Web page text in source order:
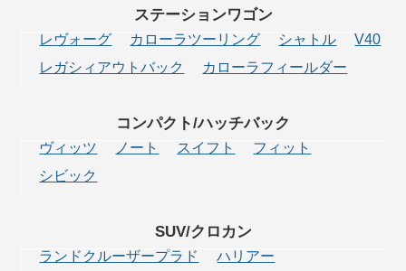
ステーションワゴン
レヴォーグ カローラツーリング シャトル
V40
レガシィアウトバック
カローラフィールダー
コンパクト/ハッチバック
ヴィッツ ノート スイフト
フィット
シビック
SUV/クロカン
ランドクルーザープラド
ハリアー